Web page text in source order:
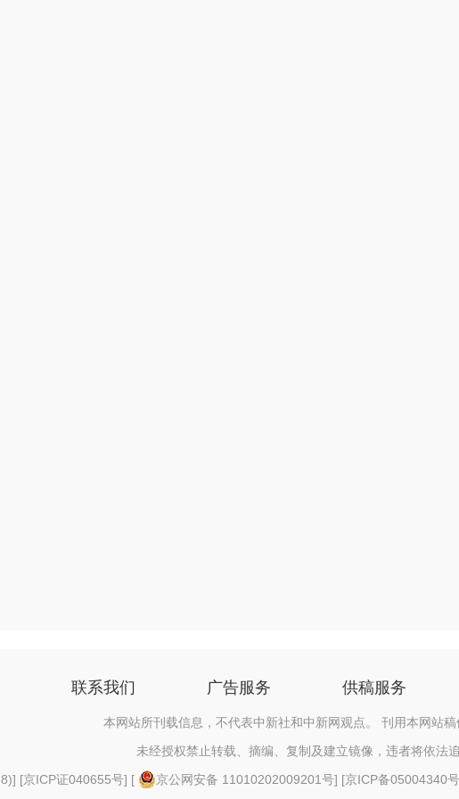
联系我们 广告服务 供稿服务
本网站所刊载信息，不代表中新社和中新网观点。 刊用本网站稿
未经授权禁止转载、摘编、复制及建立镜像，违者将依法追
] [京ICP证040655号] [ 京公网安备 11010202009201号] [京ICP备05004340